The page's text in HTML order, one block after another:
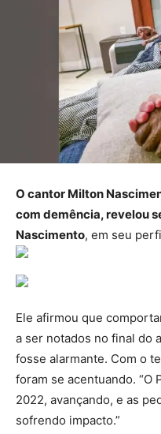
O cantor Milton
com demência, revelou
Nascimento, em seu
Ele afirmou que
a ser notados no final do
fosse alarmante. Com o
foram se acentuando. “O
2022, avançando, e as
sofrendo impacto.”